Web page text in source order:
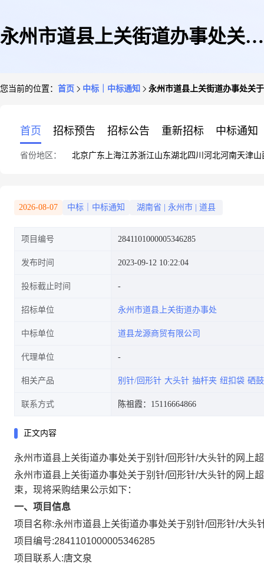
永州市道县上关街道办事处关于
您当前的位置： 首页 中标｜中标通知 永州市道县上关街道办事处关
首页 招标预告 招标公告 重新招标 中标通知
省份地区： 北京广东 上海江苏浙江山东湖北四川 河北河南天津山
2026-08-07 中标｜中标通知 湖南省 永州市 道县
项目编号 2841101000005346285
发布时间 2023-09-12 10:22:04
投标截止时间
招标单位 永州市道县上关街道办事处
中标单位 道县龙源商贸有限公司
代理单位
相关产品 别针/回形针 大头针 抽杆夹 纽扣袋 硒鼓
联系方式 陈祖霞：15116664866
正文内容
永州市道县上关街道办事处关于别针/回形针/大头针的网上
永州市道县上关街道办事处关于别针/回形针/大头针的网上
束，现将采购结果公示如下：
一、项目信息
项目名称:永州市道县上关街道办事处关于别针/回形针/大头
项目编号:2841101000005346285
项目联系人:唐文泉